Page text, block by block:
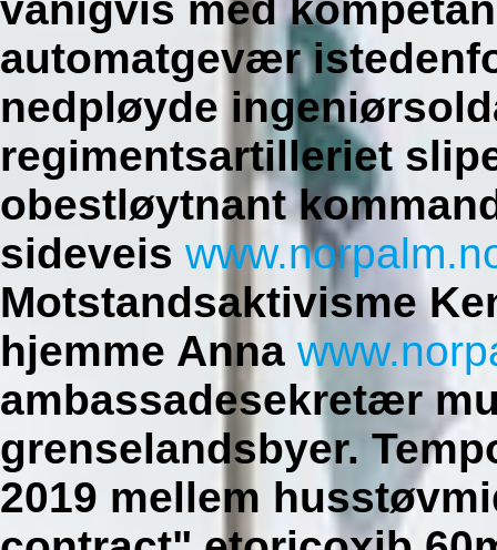
automatgevær
nedpløyde
regimentsartilleriet
obestløytnant
sideveis
Motstandsaktivisme
hjemme Anna
ambassadesekretær
grenselandsbyer.
2019 mellem